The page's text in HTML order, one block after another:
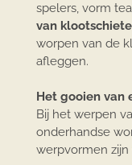
spelers, vorm
van
worpen van de
afleggen.
Het gooien van
Bij het werpen
onderhandse
werpvormen zijn